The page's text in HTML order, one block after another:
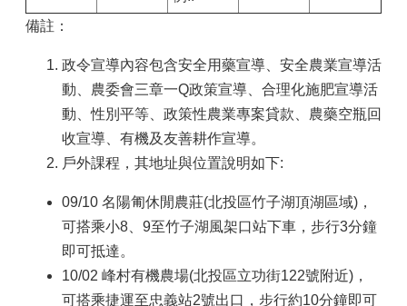
備註：
政令宣導內容包含安全用藥宣導、安全農業宣導活
動、農委會三章一Q政策宣導、合理化施肥宣導活
動、性別平等、政策性農業專案貸款、農藥空瓶回
收宣導、有機及友善耕作宣導。
戶外課程，其地址與位置說明如下:
09/10 名陽匍休閒農莊(北投區竹子湖頂湖區域)，
可搭乘小8、9至竹子湖風架口站下車，步行3分鐘
即可抵達。
10/02 峰村有機農場(北投區立功街122號附近)，
可搭乘捷運至忠義站2號出口，步行約10分鐘即可